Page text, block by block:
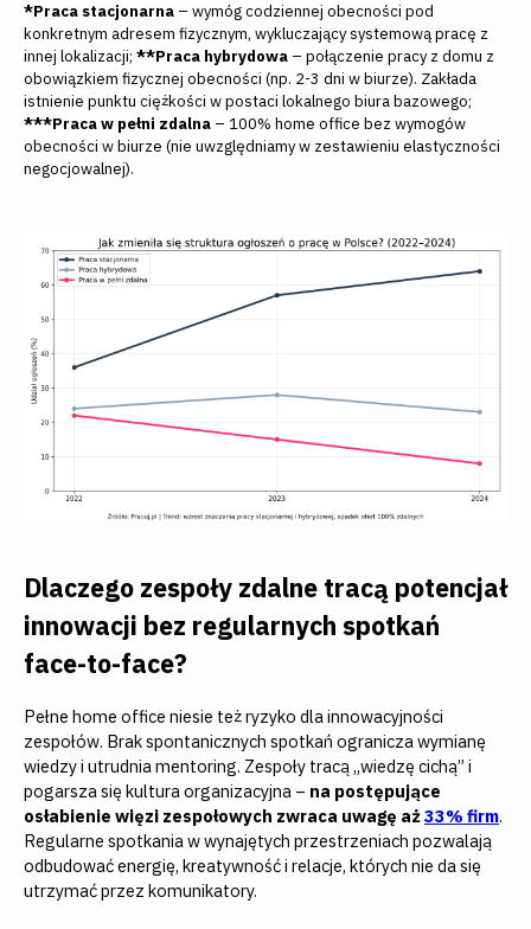
*Praca stacjonarna – wymóg codziennej obecności pod
konkretnym adresem fizycznym, wykluczający systemową pracę z
innej lokalizacji; **Praca hybrydowa – połączenie pracy z domu z
obowiązkiem fizycznej obecności (np. 2-3 dni w biurze). Zakłada
istnienie punktu ciężkości w postaci lokalnego biura bazowego;
***Praca w pełni zdalna – 100% home office bez wymogów
obecności w biurze (nie uwzględniamy w zestawieniu elastyczności
negocjowalnej).
Dlaczego zespoły zdalne tracą potencjał
innowacji bez regularnych spotkań
face-to-face?
Pełne home office niesie też ryzyko dla innowacyjności
zespołów. Brak spontanicznych spotkań ogranicza wymianę
wiedzy i utrudnia mentoring. Zespoły tracą „wiedzę cichą” i
pogarsza się kultura organizacyjna – na postępujące
osłabienie więzi zespołowych zwraca uwagę aż33% firm.
Regularne spotkania w wynajętych przestrzeniach pozwalają
odbudować energię, kreatywność i relacje, których nie da się
utrzymać przez komunikatory.